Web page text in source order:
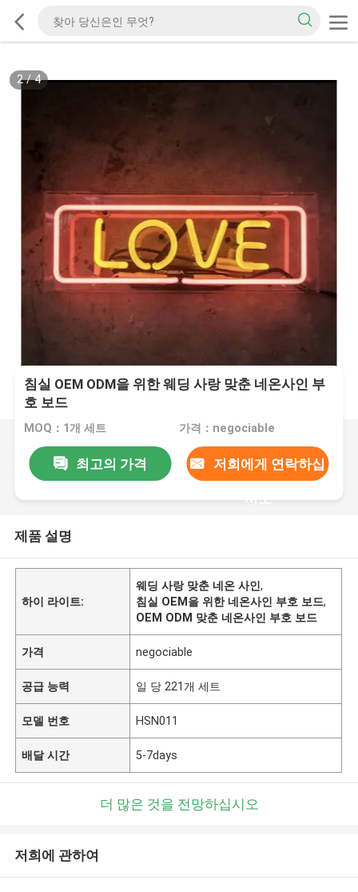
2/4
침실 OEM ODM을 위한 웨딩 사랑 맞춘 네온사인 부
호 보드
MOQ：1개 세트 가격：negociable
최고의 가격 저희에게 연락하십
시오
제품 설명
하이 라이트:
웨딩 사랑 맞춘 네온 사인,
침실 OEM을 위한 네온사인 부호 보드,
OEM ODM 맞춘 네온사인 부호 보드
가격 negociable
공급 능력 일 당 221개 세트
모델 번호 HSN011
배달 시간 5-7days
더 많은 것을 전망하십시오
저희에 관하여